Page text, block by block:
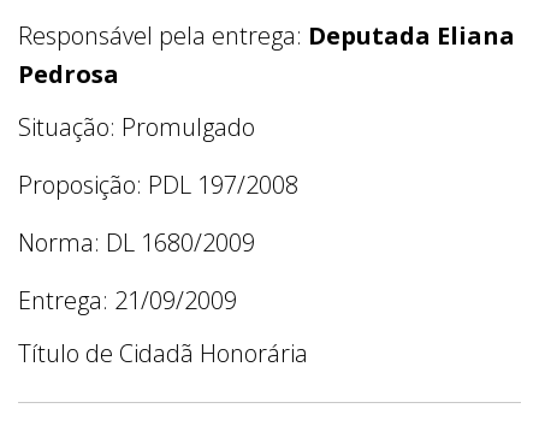
Responsável pela entrega: Deputada Eliana
Pedrosa
Situação: Promulgado
Proposição: PDL 197/2008
Norma: DL 1680/2009
Entrega: 21/09/2009
Título de Cidadã Honorária